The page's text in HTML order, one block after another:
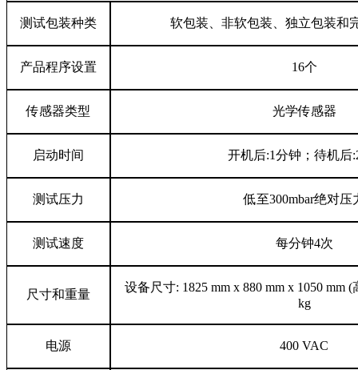
测试包装种类 软包装、非软包装、独立包装和
产品程序设置 16个
传感器类型 光学传感器
启动时间 开机后:1分钟；待机后
测试压力 低至300mbar绝对压
测试速度 每分钟4次
尺寸和重量
设备尺寸: 1825 mm x 880 mm x 1050 mm (
kg
电源 400 VAC